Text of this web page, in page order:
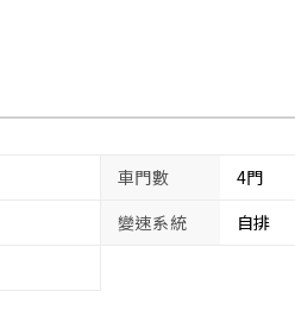
車門數
4門
變速系統
自排